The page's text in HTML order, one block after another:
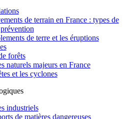
de terrain en France : types de
de terre et les éruptions
forêts
naturels majeurs en France
et les cyclones
industriels
de matières dangereuses